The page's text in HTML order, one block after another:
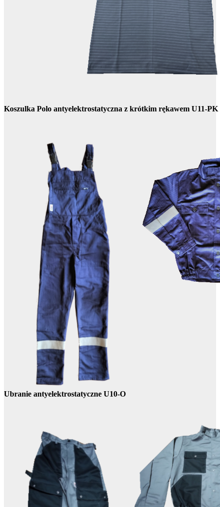
Koszulka Polo antyelektrostatyczna z krótkim rękawem U11-PK
Ubranie antyelektrostatyczne U10-O